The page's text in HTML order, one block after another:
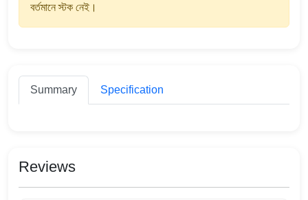
বর্তমানে স্টক নেই।
Summary Specification
Reviews